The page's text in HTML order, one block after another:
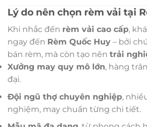
Lý do nên chọn rèm vải tại
Khi nhắc đến rèm vải cao cấp,
ngay đến Rèm Quốc Huy – bởi
bán rèm, mà còn tạo nên trải
Xưởng may quy mô lớn, hàng
đại.
Đội ngũ thợ chuyên nghiệp,
nghiệm, may chuẩn từng chi tiết.